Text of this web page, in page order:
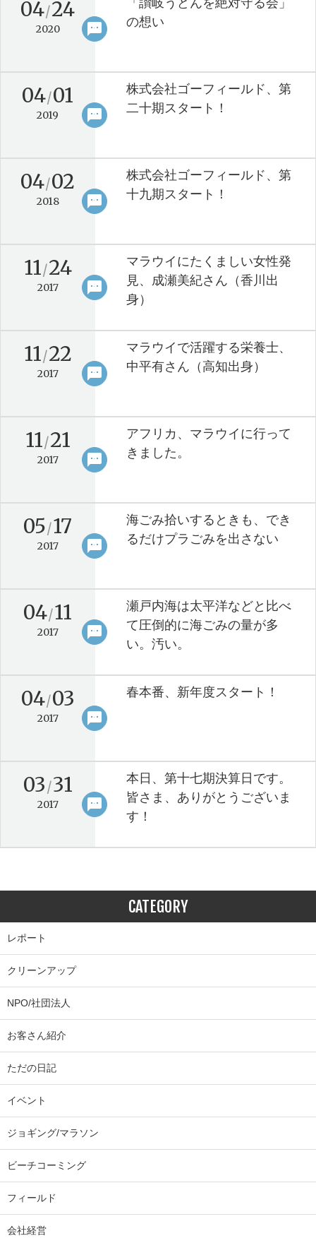
sms
04/24
2020
「讃岐うどんを絶対守る会」
の想い
keyboard_arrow_right
sms
04/01
2019
株式会社ゴーフィールド、第
二十期スタート！
keyboard_arrow_right
sms
04/02
2018
株式会社ゴーフィールド、第
十九期スタート！
keyboard_arrow_right
sms
11/24
2017
マラウイにたくましい女性発
見、成瀬美紀さん（香川出
身）
keyboard_arrow_right
sms
11/22
2017
マラウイで活躍する栄養士、
中平有さん（高知出身）
keyboard_arrow_right
sms
11/21
2017
アフリカ、マラウイに行って
きました。
keyboard_arrow_right
sms
05/17
2017
海ごみ拾いするときも、でき
るだけプラごみを出さない
keyboard_arrow_right
sms
04/11
2017
瀬戸内海は太平洋などと比べ
て圧倒的に海ごみの量が多
い。汚い。
keyboard_arrow_right
sms
04/03
2017
春本番、新年度スタート！
keyboard_arrow_right
sms
03/31
2017
本日、第十七期決算日です。
皆さま、ありがとうございま
す！
keyboard_arrow_right
CATEGORY
レポート
クリーンアップ
NPO/社団法人
お客さん紹介
ただの日記
イベント
ジョギング/マラソン
ビーチコーミング
フィールド
会社経営